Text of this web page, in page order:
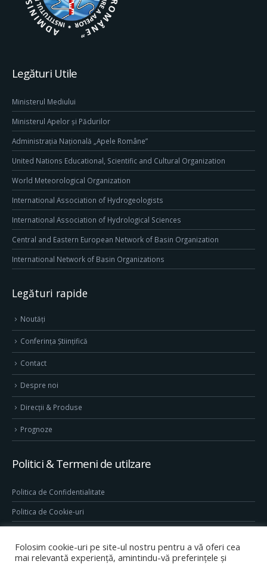
Legături Utile
Ministerul Mediului
Ministerul Apelor și Pădurilor
Administrația Națională „Apele Române”
United Nations Educational, Scientific and Cultural Organization
World Meteorological Organization
International Association of Hydrogeologists
International Association of Hydrological Sciences
Central and Eastern European Network of Basin Organization
International Network of Basin Organizations
Legături rapide
Noutăți
Conferința Științifică
Contact
Despre noi
Direcţii & Produse
Prognoze
Politici & Termeni de utilzare
Politica de Confidentialitate
Politica de Cookie-uri
Conditii generale de utilizare site
Folosim cookie-uri pe site-ul nostru pentru a vă oferi cea
mai relevantă experiență, amintindu-vă preferințele și